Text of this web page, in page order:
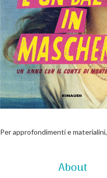
Per approfondimenti e materialini,
About